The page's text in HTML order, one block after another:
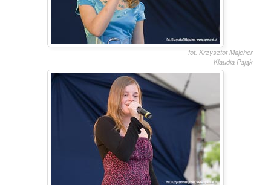
fot. Krzysztof Majcher
Klaudia Pająk